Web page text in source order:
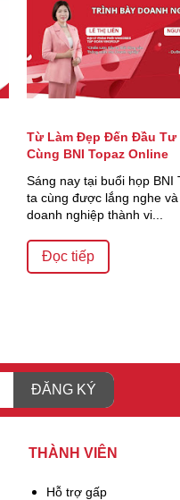
Từ Làm Đẹp Đến Đầu Tư
Cùng BNI Topaz Online
Sáng nay tại buổi họp BNI
ta cùng được lắng nghe
doanh nghiệp thành vi...
Đọc tiếp
ĐĂNG KÝ
THÀNH VIÊN
Hỗ trợ gấp